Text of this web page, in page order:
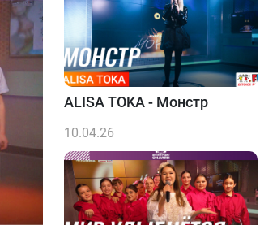
ALISA TOKA - Монстр
10.04.26